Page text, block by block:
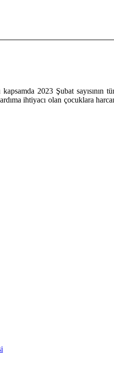
2023 Şubat sayısının
ihtiyacı olan çocuklara